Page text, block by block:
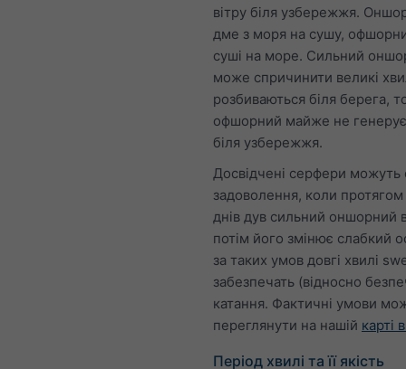
вітру біля узбережжя.
дме з моря на сушу,
суші на море. Сильний
може спричинити великі
розбиваються біля берега,
офшорний майже не
біля узбережжя.
Досвідчені серфери можуть
задоволення, коли протягом
днів дув сильний оншорний
потім його змінює слабкий
за таких умов довгі хвилі
забезпечать (відносно
катання. Фактичні умови
переглянути на нашій карті
Період хвилі та її якість